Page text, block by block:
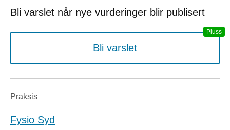
Bli varslet når nye vurderinger blir publisert
Bli varslet
Praksis
Fysio Syd